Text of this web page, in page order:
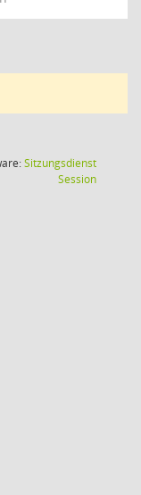
Sitzungsdienst
Session(Wird in